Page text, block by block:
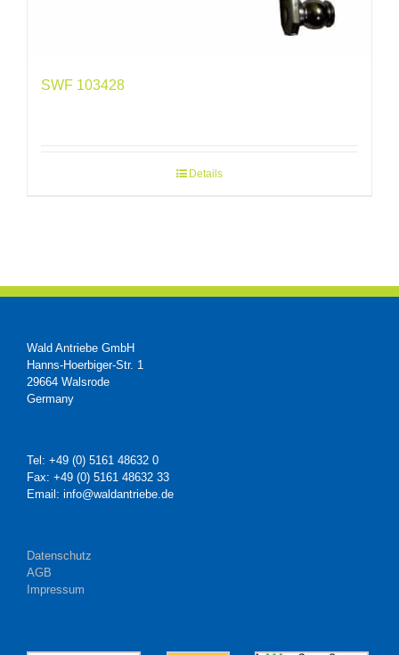
SWF 103428
Details
Wald Antriebe GmbH
Hanns-Hoerbiger-Str. 1
29664 Walsrode
Germany
Tel: +49 (0) 5161 48632 0
Fax: +49 (0) 5161 48632 33
Email: info@waldantriebe.de
Datenschutz
AGB
Impressum